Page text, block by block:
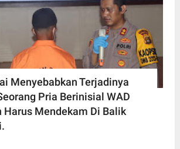
Menyebabkan Terjadinya
Pria Berinisial WAD
Harus Mendekam Di Balik